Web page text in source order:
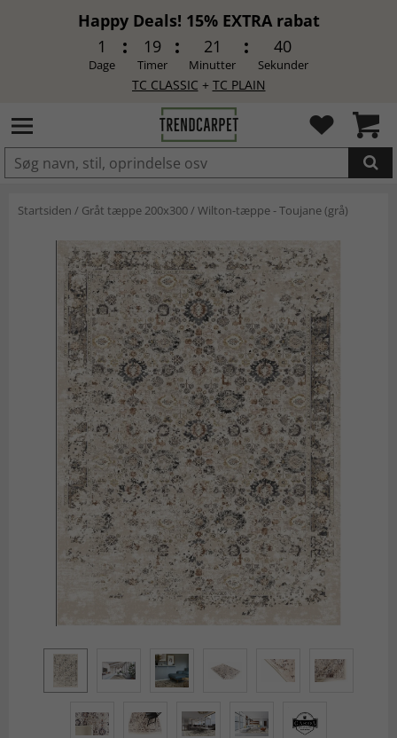
Happy Deals! 15% EXTRA rabat
1
Dage
19
Timer
21
Minutter
39
Sekunder
TC CLASSIC + TC PLAIN
LAGT I INDKØBSKURVEN.
Startsiden / Gråt tæppe 200x300/Wilton-tæppe - Toujane (grå)